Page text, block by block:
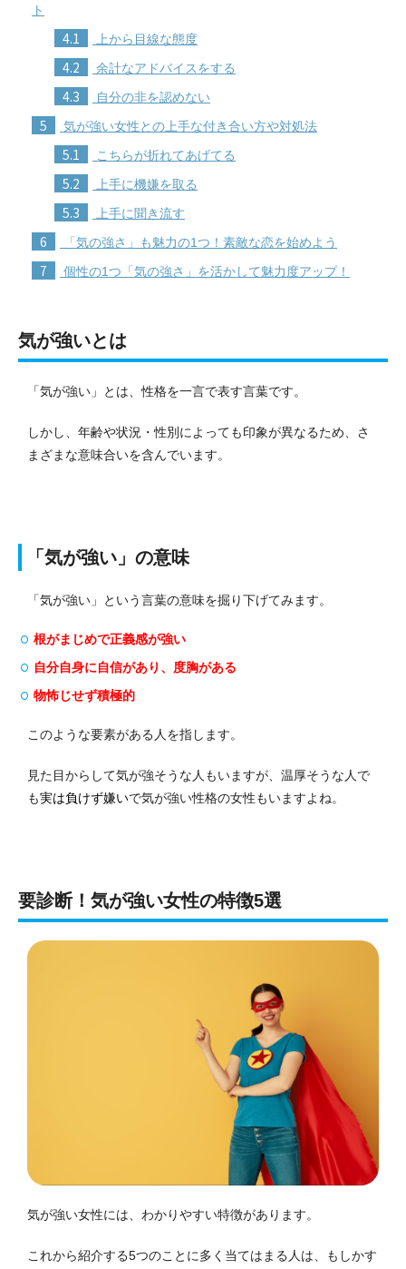
ト
4.1 上から目線な態度
4.2 余計なアドバイスをする
4.3 自分の非を認めない
5 気が強い女性との上手な付き合い方や対処法
5.1 こちらが折れてあげてる
5.2 上手に機嫌を取る
5.3 上手に聞き流す
6 「気の強さ」も魅力の1つ！素敵な恋を始めよう
7 個性の1つ「気の強さ」を活かして魅力度アップ！
気が強いとは
「気が強い」とは、性格を一言で表す言葉です。
しかし、年齢や状況・性別によっても印象が異なるため、さ
まざまな意味合いを含んでいます。
「気が強い」の意味
「気が強い」という言葉の意味を掘り下げてみます。
根がまじめで正義感が強い
自分自身に自信があり、度胸がある
物怖じせず積極的
このような要素がある人を指します。
見た目からして気が強そうな人もいますが、温厚そうな人で
も実は負けず嫌いで気が強い性格の女性もいますよね。
要診断！気が強い女性の特徴5選
気が強い女性には、わかりやすい特徴があります。
これから紹介する5つのことに多く当てはまる人は、もしかす